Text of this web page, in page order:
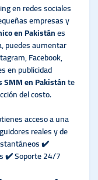
en redes sociales
empresas y
en Pakistánes
puedes aumentar
Facebook,
en publicidad
SMM en Pakistánte
del costo.
acceso a una
reales y de
✔️
✔️ Soporte 24/7